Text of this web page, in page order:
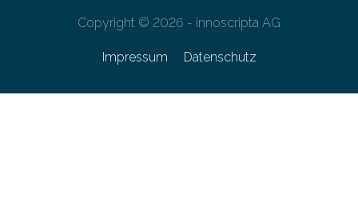
Copyright © 2026 - innoscripta AG
Impressum Datenschutz